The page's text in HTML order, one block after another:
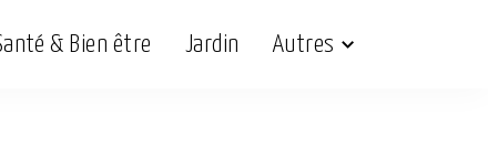
& Bien être Jardin Autres